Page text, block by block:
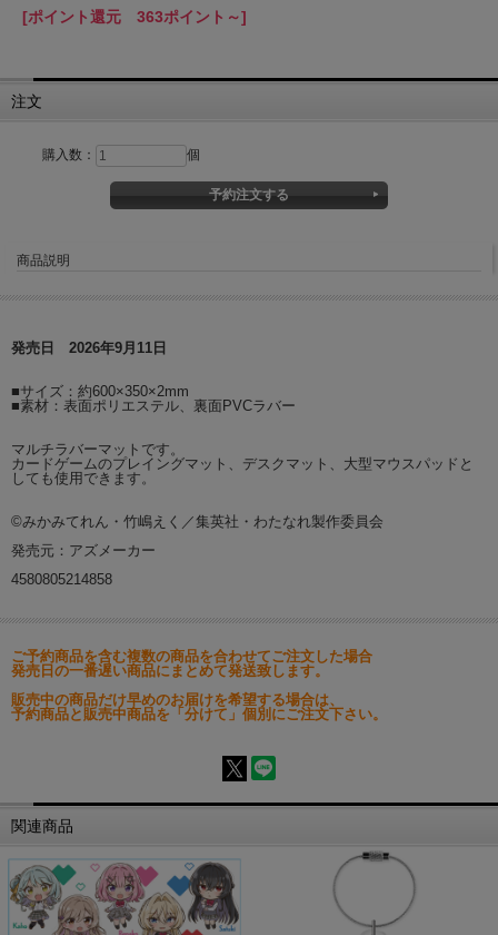
[ポイント還元 363ポイント～]
注文
購入数： 個
商品説明
発売日 2026年9月11日
■サイズ：約600×350×2mm
■素材：表面ポリエステル、裏面PVCラバー
マルチラバーマットです。
カードゲームのプレイングマット、デスクマット、大型マウスパッドと
しても使用できます。
©みかみてれん・竹嶋えく／集英社・わたなれ製作委員会
発売元：アズメーカー
4580805214858
ご予約商品を含む複数の商品を合わせてご注文した場合
発売日の一番遅い商品にまとめて発送致します。
販売中の商品だけ早めのお届けを希望する場合は、
予約商品と販売中商品を「分けて」個別にご注文下さい。
関連商品